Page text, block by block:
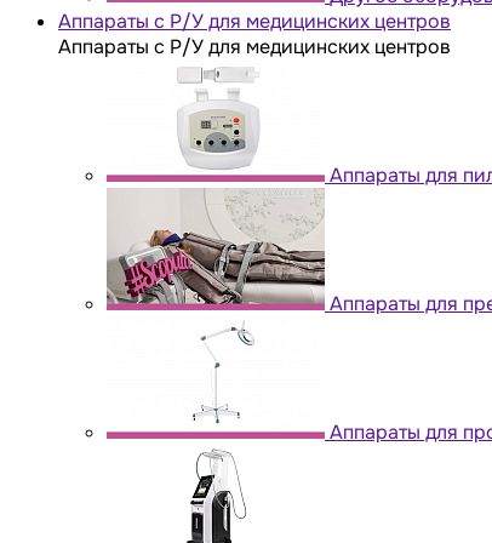
Аппараты с Р/У для медицинских центров
Аппараты с Р/У для медицинских центров
Аппараты для
Аппараты для
Аппараты для